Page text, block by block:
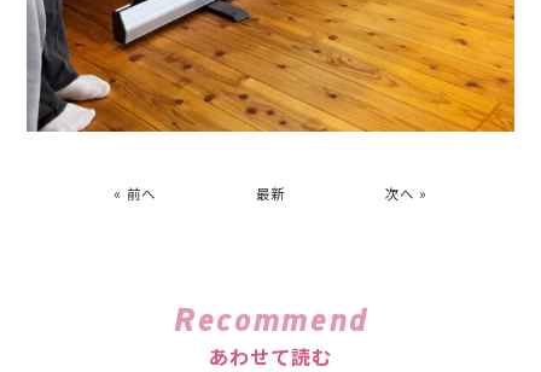
« 前へ 最新 次へ »
Recommend
あわせて読む